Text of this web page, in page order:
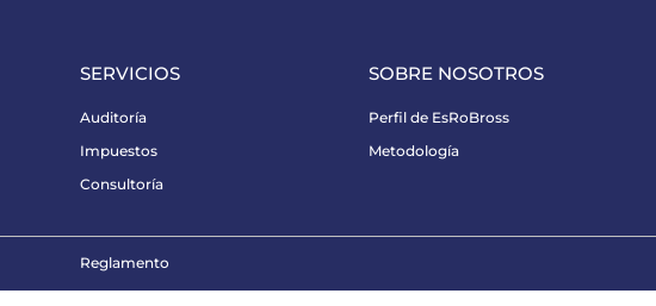
SERVICIOS
Auditoría
Impuestos
Consultoría
SOBRE NOSOTROS
Perfil de EsRoBross
Metodología
Reglamento